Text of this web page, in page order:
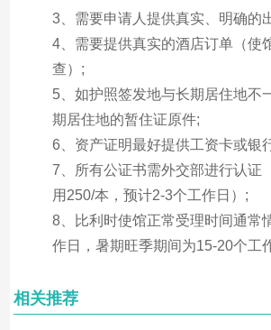
3、需要申请人提供真实、明确的
4、需要提供真实的酒店订单（使
查）;
5、如护照签发地与长期居住地不
期居住地的暂住证原件;
6、资产证明最好提供工资卡或银
7、所有公证书需外交部进行认证
用250/本，预计2-3个工作日）;
8、比利时使馆正常受理时间通常
作日，暑期旺季期间为15-20个工
相关推荐